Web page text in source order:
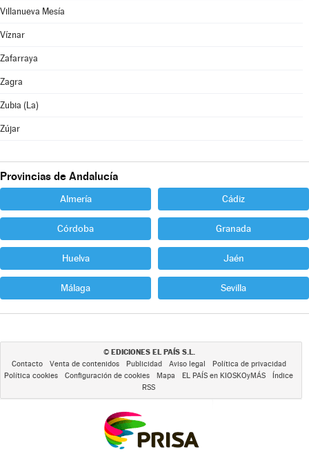
Villanueva Mesía
Víznar
Zafarraya
Zagra
Zubia (La)
Zújar
Provincias de Andalucía
Almería Cádiz
Córdoba Granada
Huelva Jaén
Málaga Sevilla
© EDICIONES EL PAÍS S.L.
Contacto Venta de contenidos Publicidad Aviso legal
Política de privacidad
Política cookies
Configuración de cookies Mapa EL PAÍS en KIOSKOyMÁS
Índice
RSS